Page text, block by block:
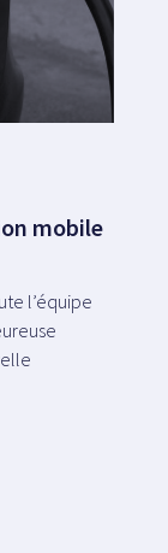
mobile
l’équipe